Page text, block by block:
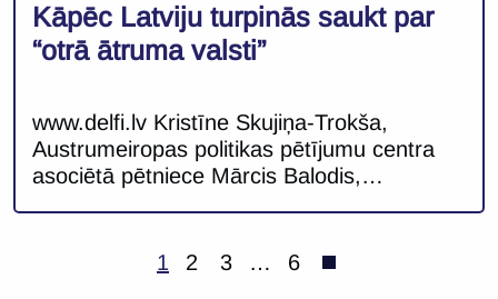
Kāpēc Latviju turpinās saukt par
“otrā ātruma valsti”
www.delfi.lv Kristīne Skujiņa-Trokša,
Austrumeiropas politikas pētījumu centra
asociētā pētniece Mārcis Balodis,
kaimiņvalstis, Latvijas sabiedrība un
1 2 3 … 6